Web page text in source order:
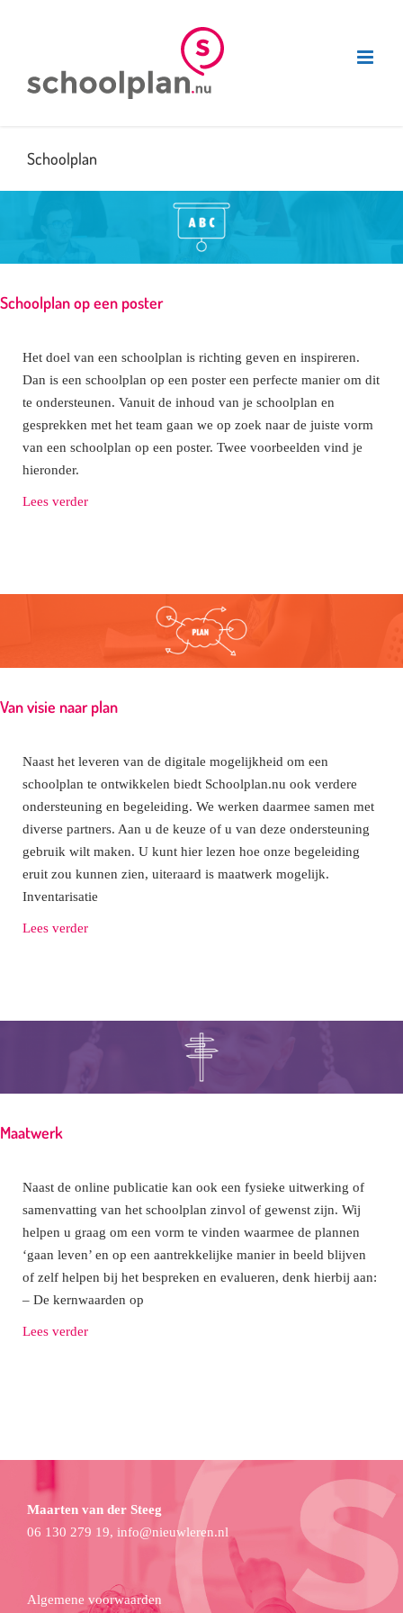
Schoolplan
Schoolplan op een poster
Het doel van een schoolplan is richting geven en inspireren.
Dan is een schoolplan op een poster een perfecte manier om dit
te ondersteunen. Vanuit de inhoud van je schoolplan en
gesprekken met het team gaan we op zoek naar de juiste vorm
van een schoolplan op een poster. Twee voorbeelden vind je
hieronder.
Lees verder
Van visie naar plan
Naast het leveren van de digitale mogelijkheid om een
schoolplan te ontwikkelen biedt Schoolplan.nu ook verdere
ondersteuning en begeleiding. We werken daarmee samen met
diverse partners. Aan u de keuze of u van deze ondersteuning
gebruik wilt maken. U kunt hier lezen hoe onze begeleiding
eruit zou kunnen zien, uiteraard is maatwerk mogelijk.
Inventarisatie
Lees verder
Maatwerk
Naast de online publicatie kan ook een fysieke uitwerking of
samenvatting van het schoolplan zinvol of gewenst zijn. Wij
helpen u graag om een vorm te vinden waarmee de plannen
‘gaan leven’ en op een aantrekkelijke manier in beeld blijven
of zelf helpen bij het bespreken en evalueren, denk hierbij aan:
– De kernwaarden op
Lees verder
Maarten van der Steeg
06 130 279 19, info@nieuwleren.nl
Algemene voorwaarden